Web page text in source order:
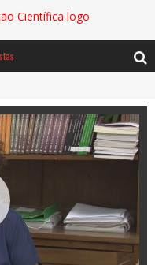
Baú de Histórias - A jamais imaginada aventura com os moinhos de vento